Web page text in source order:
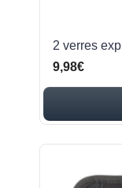
2 verres
9,98€